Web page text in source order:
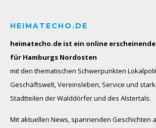
HEIMATECHO.DE
heimatecho.de ist ein online
für Hamburgs Nordosten
mit den thematischen Schwerpunkten
Geschäftswelt, Vereinsleben, Service und
Stadtteilen der Walddörfer und des Alstertals.
Mit aktuellen News, spannenden Geschichten